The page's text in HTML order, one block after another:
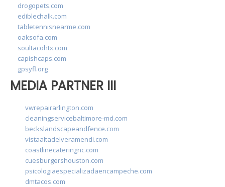
drogopets.com
ediblechalk.com
tabletennisnearme.com
oaksofa.com
soultacohtx.com
capishcaps.com
gpsyfl.org
MEDIA PARTNER III
vwrepairarlington.com
cleaningservicebaltimore-md.com
beckslandscapeandfence.com
vistaaltadelveramendi.com
coastlinecateringnc.com
cuesburgershouston.com
psicologiaespecializadaencampeche.com
dmtacos.com